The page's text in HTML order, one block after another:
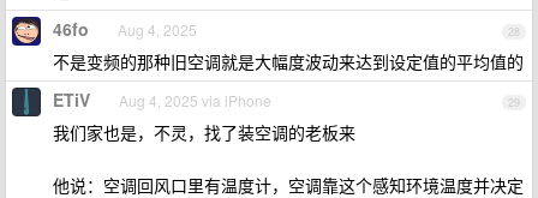
28
46fo Aug 4, 2025
不是变频的那种旧空调就是大幅度波动来达到设定值的平均值的
29
ETiV Aug 4, 2025 via iPhone
我们家也是，不灵，找了装空调的老板来
他说：空调回风口里有温度计，空调靠这个感知环境温度并决定